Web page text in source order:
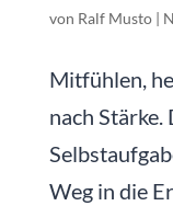
von Ralf Musto|
Mitfühlen,
nach Stärke.
Weg in die